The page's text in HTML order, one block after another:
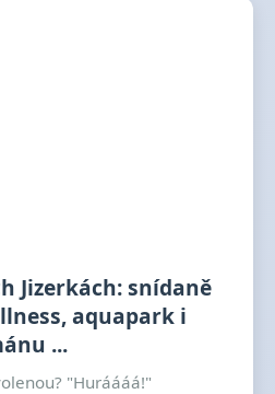
Jizerkách: snídaně
aquapark i
...
"Huráááá!"